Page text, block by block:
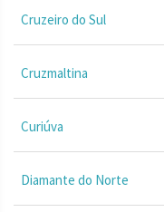
Cruzeiro do Sul
Cruzmaltina
Curiúva
Diamante do Norte